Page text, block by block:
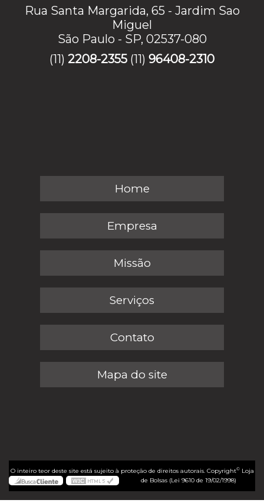
Rua Santa Margarida, 65 - Jardim Sao
Miguel
São Paulo - SP, 02537-080
(11) 2208-2355 (11) 96408-2310
Home
Empresa
Missão
Serviços
Contato
Mapa do site
O inteiro teor deste site está sujeito à proteção de direitos autorais. Copyright©Loja
de Bolsas (Lei 9610 de 19/02/1998)